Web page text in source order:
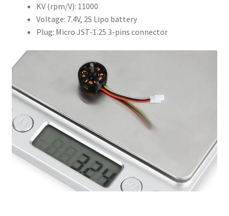
KV (rpm/V): 11000
Voltage: 7.4V, 2S Lipo battery
Plug: Micro JST-1.25 3-pins connector